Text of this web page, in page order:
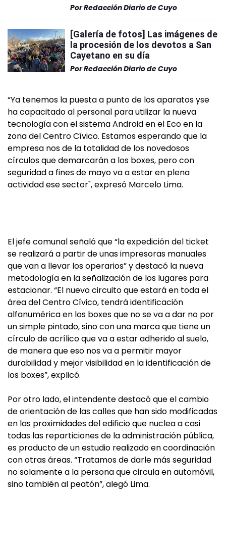
PorRedacción Diario de Cuyo
[Galería de fotos] Las imágenes de
la procesión de los devotos a San
Cayetano en su día
PorRedacción Diario de Cuyo
“Ya tenemos la puesta a punto de los aparatos yse
ha capacitado al personal para utilizar la nueva
tecnología con el sistema Android en el Eco en la
zona del Centro Cívico. Estamos esperando que la
empresa nos de la totalidad de los novedosos
círculos que demarcarán a los boxes, pero con
seguridad a fines de mayo va a estar en plena
actividad ese sector", expresó Marcelo Lima.
El jefe comunal señaló que “la expedición del ticket
se realizará a partir de unas impresoras manuales
que van a llevar los operarios” y destacó la nueva
metodología en la señalización de los lugares para
estacionar. “El nuevo circuito que estará en toda el
área del Centro Cívico, tendrá identificación
alfanumérica en los boxes que no se va a dar no por
un simple pintado, sino con una marca que tiene un
círculo de acrílico que va a estar adherido al suelo,
de manera que eso nos va a permitir mayor
durabilidad y mejor visibilidad en la identificación de
los boxes”, explicó.
Por otro lado, el intendente destacó que el cambio
de orientación de las calles que han sido modificadas
en las proximidades del edificio que nuclea a casi
todas las reparticiones de la administración pública,
es producto de un estudio realizado en coordinación
con otras áreas. “Tratamos de darle más seguridad
no solamente a la persona que circula en automóvil,
sino también al peatón”, alegó Lima.